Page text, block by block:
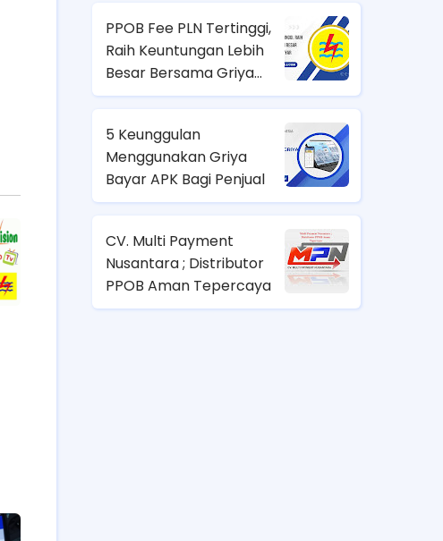
PPOB Fee PLN Tertinggi,
Raih Keuntungan Lebih
Besar Bersama Griya
Bayar
5 Keunggulan
Menggunakan Griya
Bayar APK Bagi Penjual
CV. Multi Payment
Nusantara ; Distributor
PPOB Aman Tepercaya